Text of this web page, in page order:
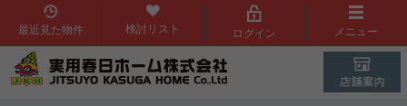
最近見た物件 検討リスト ログイン メニュー